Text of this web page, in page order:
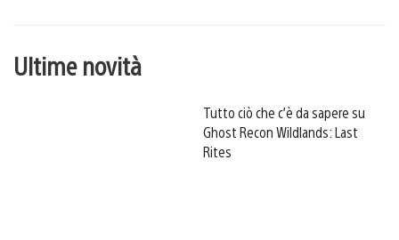
Ultime novità
Tutto ciò che c’è da sapere su
Ghost Recon Wildlands: Last
Rites